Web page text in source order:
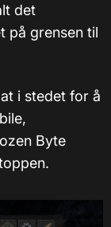
det
på grensen til
i stedet for å
Byte